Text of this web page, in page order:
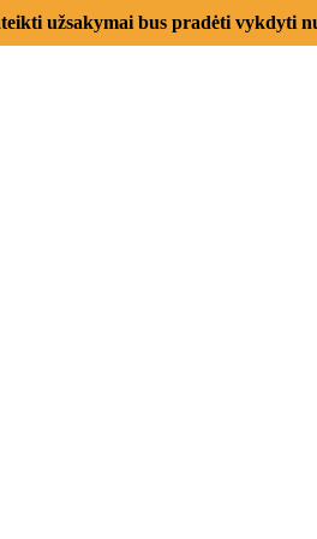
užsakymai bus pradėti vykdyti